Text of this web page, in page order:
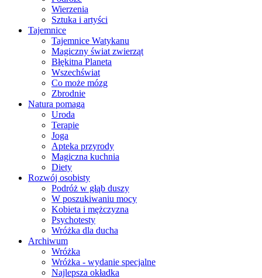
Wierzenia
Sztuka i artyści
Tajemnice
Tajemnice Watykanu
Magiczny świat zwierząt
Błękitna Planeta
Wszechświat
Co może mózg
Zbrodnie
Natura pomaga
Uroda
Terapie
Joga
Apteka przyrody
Magiczna kuchnia
Diety
Rozwój osobisty
Podróż w głąb duszy
W poszukiwaniu mocy
Kobieta i mężczyzna
Psychotesty
Wróżka dla ducha
Archiwum
Wróżka
Wróżka - wydanie specjalne
Najlepsza okładka